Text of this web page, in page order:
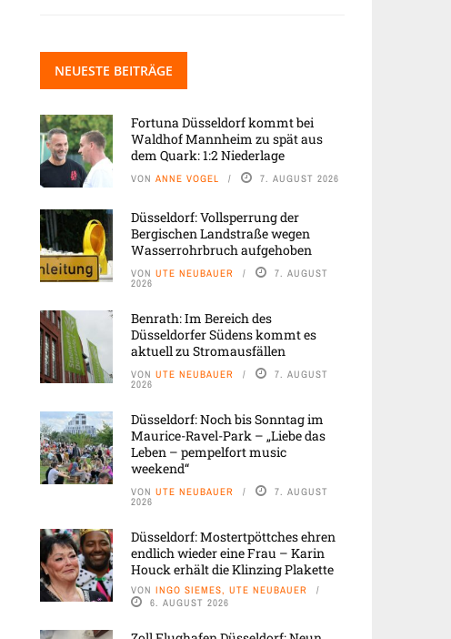
NEUESTE BEITRÄGE
Fortuna Düsseldorf kommt bei
Waldhof Mannheim zu spät aus
dem Quark: 1:2 Niederlage
VON ANNE VOGEL 7. AUGUST 2026
Düsseldorf: Vollsperrung der
Bergischen Landstraße wegen
Wasserrohrbruch aufgehoben
VON UTE NEUBAUER 7. AUGUST
2026
Benrath: Im Bereich des
Düsseldorfer Südens kommt es
aktuell zu Stromausfällen
VON UTE NEUBAUER 7. AUGUST
2026
Düsseldorf: Noch bis Sonntag im
Maurice-Ravel-Park – „Liebe das
Leben – pempelfort music
weekend“
VON UTE NEUBAUER 7. AUGUST
2026
Düsseldorf: Mostertpöttches ehren
endlich wieder eine Frau – Karin
Houck erhält die Klinzing Plakette
VON INGO SIEMES, UTE NEUBAUER
6. AUGUST 2026